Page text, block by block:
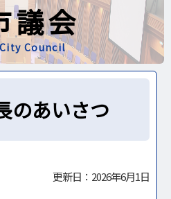
議会
Council
のあいさつ
更新日：2026年6月1日